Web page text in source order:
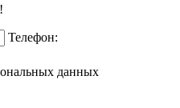
Телефон:
данных